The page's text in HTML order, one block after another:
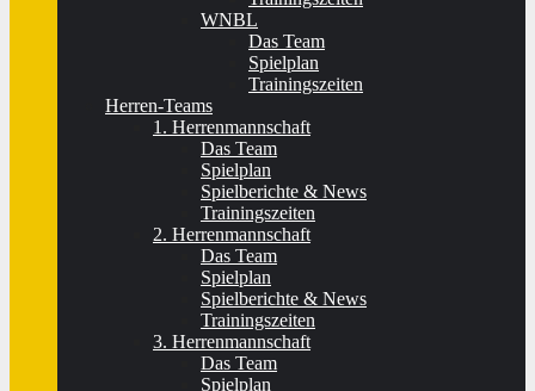
WNBL
Das Team
Spielplan
Trainingszeiten
Herren-Teams
1. Herrenmannschaft
Das Team
Spielplan
Spielberichte & News
Trainingszeiten
2. Herrenmannschaft
Das Team
Spielplan
Spielberichte & News
Trainingszeiten
3. Herrenmannschaft
Das Team
Spielplan